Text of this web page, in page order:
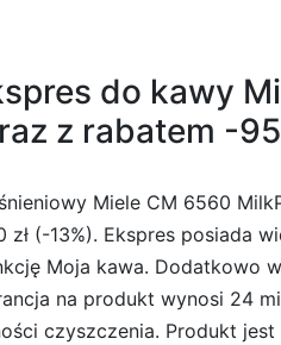
do kawy
z rabatem -
Miele CM 6560
(-13%). Ekspres
Moja kawa.
na produkt wynosi 24
czyszczenia. Produkt